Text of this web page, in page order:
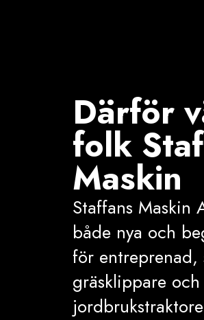
Därför
folk
Maskin
Staffans Maskin
både nya och
för
gräsklippare